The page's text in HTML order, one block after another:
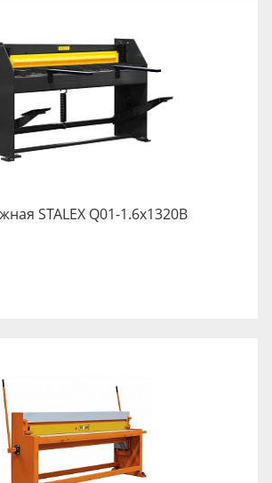
STALEX Q01-1.6x1320B